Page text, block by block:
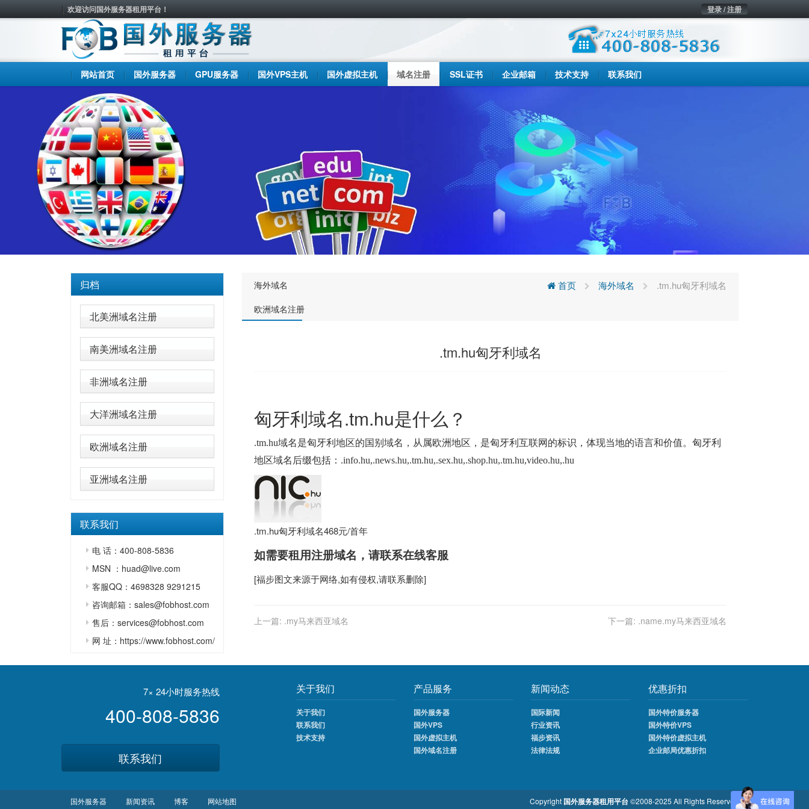
欢迎访问国外服务器租用平台！ 登录 / 注册
网站首页 国外服务器 GPU服务器 国外VPS主机 国外虚拟主机 域名注册 SSL证书 企业邮箱 技术支持 联系我们
归档
北美洲域名注册
南美洲域名注册
非洲域名注册
大洋洲域名注册
欧洲域名注册
亚洲域名注册
联系我们
电 话：400-808-5836
MSN ：huad@live.com
客服QQ：4698328 9291215
咨询邮箱：sales@fobhost.com
售后：services@fobhost.com
网 址：https://www.fobhost.com/
海外域名
欧洲域名注册
首页 海外域名 .tm.hu匈牙利域名
.tm.hu匈牙利域名
匈牙利域名.tm.hu是什么？
.tm.hu域名是匈牙利地区的国别域名，从属欧洲地区，是匈牙利互联网的标识，体现当地的语言和价值。匈牙利
地区域名后缀包括： .info.hu,.news.hu,.tm.hu,.sex.hu,.shop.hu,.tm.hu,video.hu,.hu
.tm.hu匈牙利域名468元/首年
如需要租用注册域名 ，请联系在线客服
[福步图文来源于网络,如有侵权,请联系删除]
上一篇: .my马来西亚域名 下一篇: .name.my马来西亚域名
7× 24小时服务热线
400-808-5836
联系我们
关于我们
关于我们
联系我们
技术支持
产品服务
国外服务器
国外VPS
国外虚拟主机
国外域名注册
新闻动态
国际新闻
行业资讯
福步资讯
法律法规
优惠折扣
国外特价服务器
国外特价VPS
国外特价虚拟主机
企业邮局优惠折扣
国外服务器 新闻资讯 博客 网站地图 Copyright 国外服务器租用平台©2008-2025 All Rights Reserved